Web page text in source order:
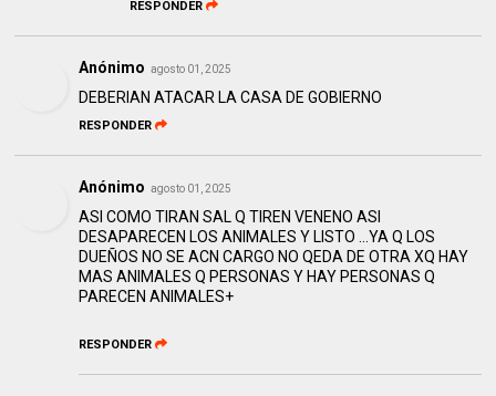
RESPONDER
Anónimo agosto 01, 2025
DEBERIAN ATACAR LA CASA DE GOBIERNO
RESPONDER
Anónimo agosto 01, 2025
ASI COMO TIRAN SAL Q TIREN VENENO ASI
DESAPARECEN LOS ANIMALES Y LISTO ...YA Q LOS
DUEÑOS NO SE ACN CARGO NO QEDA DE OTRA XQ HAY
MAS ANIMALES Q PERSONAS Y HAY PERSONAS Q
PARECEN ANIMALES+
RESPONDER